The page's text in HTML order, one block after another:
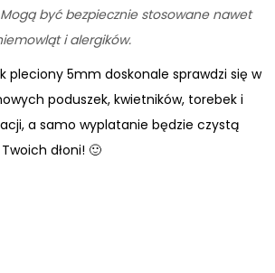
Mogą być bezpiecznie stosowane nawet
i alergików.
pleciony 5mm doskonale sprawdzi się w
poduszek, kwietników, torebek i
a samo wyplatanie będzie czystą
dłoni! 🙂